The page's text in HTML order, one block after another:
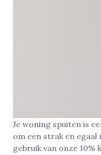
Je woning spuiten is
om een strak en
gebruik van onze 10%